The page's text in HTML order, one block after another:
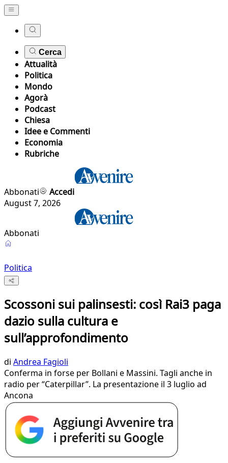
Cerca
Attualità
Politica
Mondo
Agorà
Podcast
Chiesa
Idee e Commenti
Economia
Rubriche
Abbonati
Accedi
August 7, 2026
Abbonati
Politica
Scossoni sui palinsesti: così Rai3 paga
dazio sulla cultura e
sull’approfondimento
di Andrea Fagioli
Conferma in forse per Bollani e Massini. Tagli anche in
radio per “Caterpillar”. La presentazione il 3 luglio ad
Ancona